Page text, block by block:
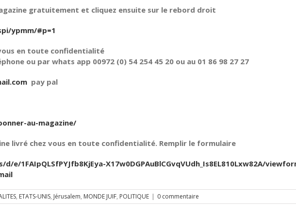
gratuitement et cliquez ensuite sur le rebord droit
ypmm/#p=1
en toute confidentialité
ou par whats app 00972 (0) 54 254 45 20 ou au 01 86 98 27 27
pay pal
au-magazine/
livré chez vous en toute confidentialité. Remplir le formulaire
1FAIpQLSfPYJfb8KjEya-X17w0DGPAuBlCGvqVUdh_Is8EL810Lxw82A/
, ETATS-UNIS, Jérusalem, MONDE JUIF, POLITIQUE | 0 commentaire